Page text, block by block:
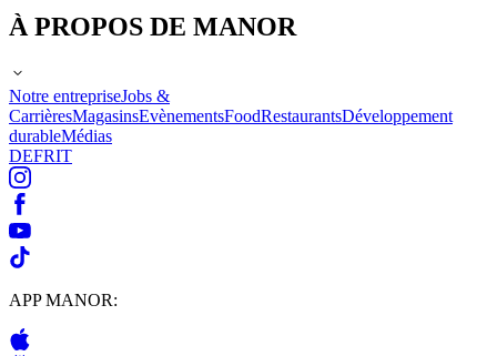
À PROPOS DE MANOR
Notre entrepriseJobs &
CarrièresMagasinsEvènementsFoodRestaurantsDéveloppement
durableMédias
DEFRIT
APP MANOR: